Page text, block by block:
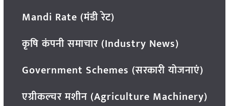
Mandi Rate (मंडी रेट)
कृषि कंपनी समाचार (Industry News)
Government Schemes (सरकारी योजनाएं)
एग्रीकल्चर मशीन (Agriculture Machinery)